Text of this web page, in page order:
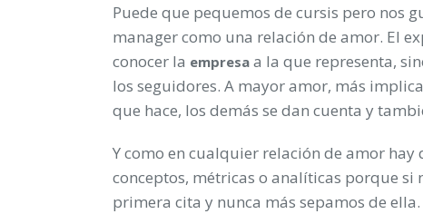
Puede que pequemos de cursis pero nos
manager como una relación de amor. El
conocer la empresa a la que representa,
los seguidores. A mayor amor, más
que hace, los demás se dan cuenta y
Y como en cualquier relación de amor
conceptos, métricas o analíticas porque
primera cita y nunca más sepamos de